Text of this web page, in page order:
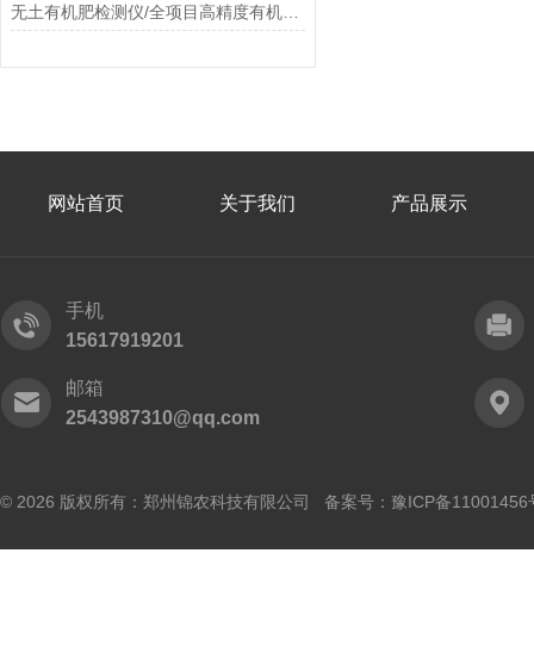
无土有机肥检测仪/全项目高精度有机肥检测仪特点
网站首页 关于我们 产品展示
手机
15617919201
邮箱
2543987310@qq.com
© 2026 版权所有：郑州锦农科技有限公司 备案号： 豫ICP备11001456